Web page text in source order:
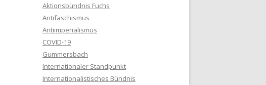
Aktionsbündnis Fuchs
Antifaschismus
Antiimperialismus
COVID-19
Gummersbach
Internationaler Standpunkt
Internationalistisches Bündnis